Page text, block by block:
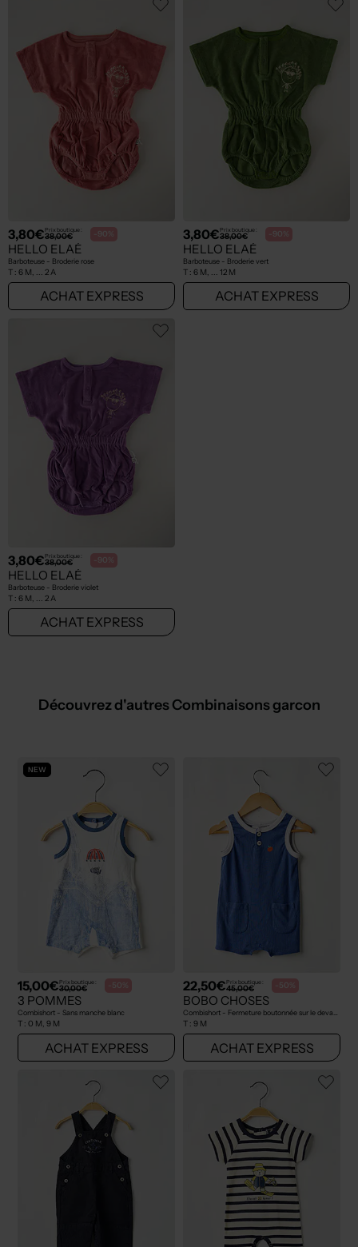
3,80€Prix boutique :
38,00€ -90%
HELLO ELAÉ
Barboteuse - Broderie rose
T : 6 M, ... 2 A
ACHAT EXPRESS
3,80€Prix boutique :
38,00€ -90%
HELLO ELAÉ
Barboteuse - Broderie vert
T : 6 M, ... 12 M
ACHAT EXPRESS
3,80€Prix boutique :
38,00€ -90%
HELLO ELAÉ
Barboteuse - Broderie violet
T : 6 M, ... 2 A
ACHAT EXPRESS
Découvrez d'autres Combinaisons garcon
NEW
15,00€Prix boutique :
30,00€ -50%
3 POMMES
Combishort - Sans manche blanc
T : 0 M, 9 M
ACHAT EXPRESS
22,50€Prix boutique :
45,00€ -50%
BOBO CHOSES
Combishort - Fermeture boutonnée sur le devant bleu
T : 9 M
ACHAT EXPRESS